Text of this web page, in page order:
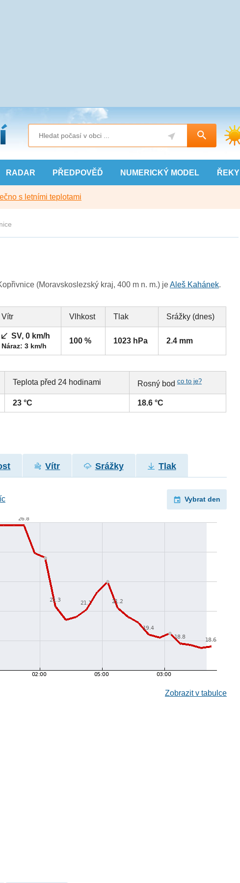
RADAR PŘEDPOVĚĎ NUMERICKÝ MODEL ŘEKY
s letními teplotami
(Moravskoslezský kraj, 400 m n. m.) jeAleš Kahánek.
Vítr Vlhkost Tlak Srážky (dnes)
SV, 0 km/h
Náraz: 3 km/h
100 % 1023 hPa 2.4 mm
Teplota před 24 hodinami Rosný bodco to je?
23 °C 18.6 °C
Vítr Srážky Tlak
Vybrat den
Zobrazit v tabulce